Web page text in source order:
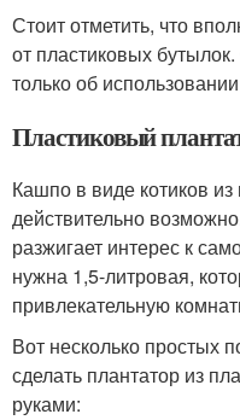
Стоит отметить, что
от пластиковых
только об
Пластиковый
Кашпо в виде котиков
действительно
разжигает интерес к
нужна 1,5-литровая,
привлекательную
Вот несколько простых
сделать плантатор из
руками: